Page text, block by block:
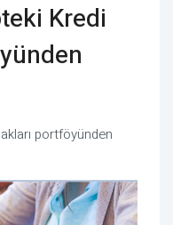
Kredi
portföyünden